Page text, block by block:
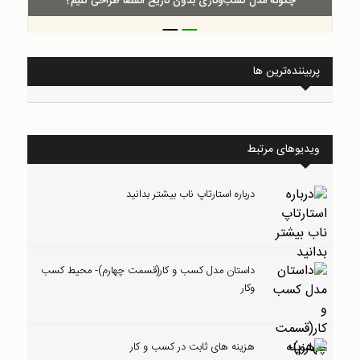
__
پربیننده‌ترین ها
ویدیوهای مرتبط
درباره استارتاپ ناب بیشتر بدانید
داستان مدل کسب و کار(قسمت چهارم)- محیط کسب
وکار
هزینه های ثابت در کسب و کار